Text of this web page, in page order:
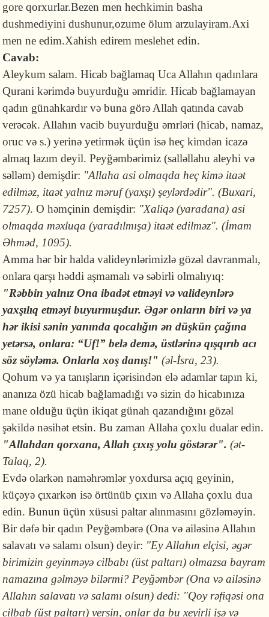
gore qorxurlar.Bezen men hechkimin basha
dushmediyini dushunur,ozume ölum arzulayiram.Axi
men ne edim.Xahish edirem meslehet edin.
Cavab:
Aleykum salam. Hicab bağlamaq Uca Allahın qadınlara
Qurani kərimdə buyurduğu əmridir. Hicab bağlamayan
qadın günahkardır və buna görə Allah qatında cavab
verəcək. Allahın vacib buyurduğu əmrləri (hicab, namaz,
oruc və s.) yerinə yetirmək üçün isə heç kimdən icazə
almaq lazım deyil. Peyğəmbərimiz (salləllahu aleyhi və
səlləm) demişdir: "Allaha asi olmaqda heç kimə itaət
edilməz, itaət yalnız məruf (yaxşı) şeylərdədir". (Buxari,
7257). O həmçinin demişdir: "Xaliqə (yaradana) asi
olmaqda məxluqa (yaradılmışa) itaət edilməz". (İmam
Əhməd, 1095).
Amma hər bir halda valideynlərimizlə gözəl davranmalı,
onlara qarşı həddi aşmamalı və səbirli olmalıyıq:
"Rəbbin yalnız Ona ibadət etməyi və valideynlərə
yaxşılıq etməyi buyurmuşdur. Əgər onların biri və ya
hər ikisi sənin yanında qocalığın ən düşkün çağına
yetərsə, onlara: “Uf!” belə demə, üstlərinə qışqırıb acı
söz söyləmə. Onlarla xoş danış!"(əl-İsra, 23).
Qohum və ya tanışların içərisindən elə adamlar tapın ki,
ananıza özü hicab bağlamadığı və sizin də hicabınıza
mane olduğu üçün ikiqat günah qazandığını gözəl
şəkildə nəsihət etsin. Bu zaman Allaha çoxlu dualar edin.
"Allahdan qorxana, Allah çıxış yolu göstərər".(ət-
Talaq, 2).
Evdə olarkən naməhrəmlər yoxdursa açıq geyinin,
küçəyə çıxarkən isə örtünüb çıxın və Allaha çoxlu dua
edin. Bunun üçün xüsusi paltar alınmasını gözləməyin.
Bir dəfə bir qadın Peyğəmbərə (Ona və ailəsinə Allahın
salavatı və salamı olsun) deyir: "Ey Allahın elçisi, əgər
birimizin geyinməyə cilbabı (üst paltarı) olmazsa bayram
namazına gəlməyə bilərmi? Peyğəmbər (Ona və ailəsinə
Allahın salavatı və salamı olsun) dedi: "Qoy rəfiqəsi ona
cilbab (üst paltarı) versin, onlar da bu xeyirli işə və